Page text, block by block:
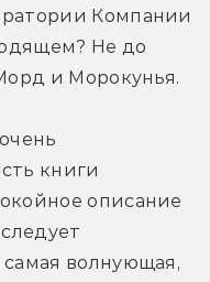
Компании
Не до
и Морокунья.
книги
описание
волнующая,